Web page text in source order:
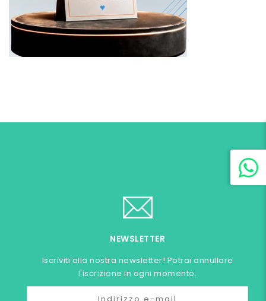
NEWSLETTER
Iscriviti alla nostra newsletter! Potrai annullare
l'iscrizione in ogni momento.